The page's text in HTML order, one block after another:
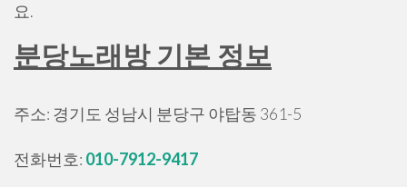
요.
분당노래방 기본 정보
주소: 경기도 성남시 분당구 야탑동 361-5
전화번호: 010-7912-9417